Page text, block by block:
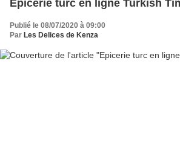
Epicerie turc en ligne Turkish
Publié le 08/07/2020 à 09:00
Par Les Delices de Kenza